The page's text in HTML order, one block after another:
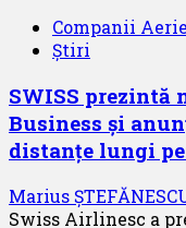
sfârșit
2025
de
la
Aeroportul
,,Eugen
Companii
Știri
SWISS prezintă
Business și
distanțe lungi
Marius
Swiss Airlinesc a